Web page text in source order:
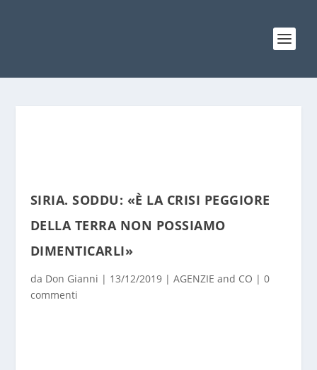
SIRIA. SODDU: «È LA CRISI PEGGIORE
DELLA TERRA NON POSSIAMO
DIMENTICARLI»
da Don Gianni | 13/12/2019| AGENZIE and CO | 0
commenti